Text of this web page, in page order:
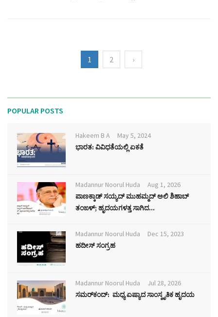
1 2 ›
POPULAR POSTS
Hakeem B A
May 5, 2024
ಭಾರತ: ವಿವಿಧತೆಯಲ್ಲಿ ಏಕತೆ
Madannur Noorul Huda
Aug 1, 2026
ಪಾಣಕ್ಕಾಡ್ ಸಯ್ಯದ್ ಮುಹಮ್ಮದ್ ಅಲಿ ಶಿಹಾಬ್
ತಂಙಳ್; ಹೃದಯಗಳತ್ತ ಸಾಗಿದ...
Madannur Noorul Huda
Dec 15, 2023
ಹದೀಸ್ ಸಂಗ್ರಹ
Madannur Noorul Huda
Jul 28, 2026
ಸಮರ್‌ಕಂದ್: ಮಧ್ಯ ಏಷ್ಯಾದ ಸಾಂಸ್ಕೃತಿಕ ಹೃದಯ